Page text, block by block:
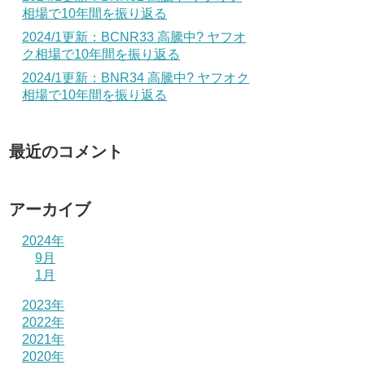
相場で10年間を振り返る
2024/1更新：BCNR33 高騰中? ヤフオ
ク相場で10年間を振り返る
2024/1更新：BNR34 高騰中? ヤフオク
相場で10年間を振り返る
最近のコメント
アーカイブ
2024年
9月
1月
2023年
2022年
2021年
2020年